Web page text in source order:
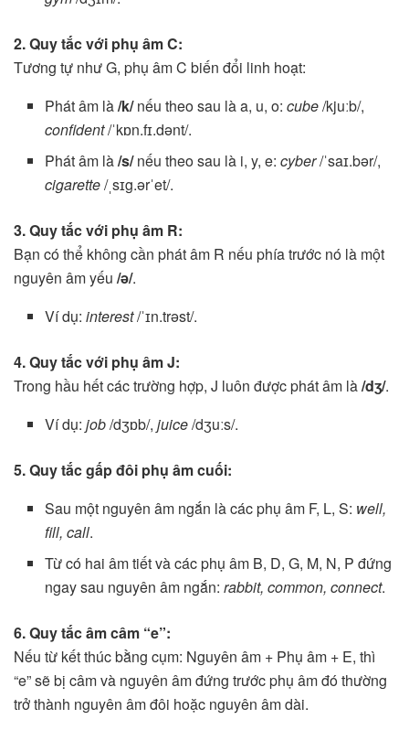
2. Quy tắc với phụ âm C:
Tương tự như G, phụ âm C biến đổi linh hoạt:
Phát âm là/k/nếu theo sau là a, u, o:cube/kjuːb/,
confident/ˈkɒn.fɪ.dənt/.
Phát âm là/s/nếu theo sau là i, y, e:cyber/ˈsaɪ.bər/,
cigarette/ˌsɪg.ərˈet/.
3. Quy tắc với phụ âm R:
Bạn có thể không cần phát âm R nếu phía trước nó là một
nguyên âm yếu /ə/.
Ví dụ:interest/ˈɪn.trəst/.
4. Quy tắc với phụ âm J:
Trong hầu hết các trường hợp, J luôn được phát âm là/dʒ/.
Ví dụ:job/dʒɒb/,juice/dʒuːs/.
5. Quy tắc gấp đôi phụ âm cuối:
Sau một nguyên âm ngắn là các phụ âm F, L, S: well,
fill, call.
Từ có hai âm tiết và các phụ âm B, D, G, M, N, P đứng
ngay sau nguyên âm ngắn:rabbit, common, connect.
6. Quy tắc âm câm “e”:
Nếu từ kết thúc bằng cụm: Nguyên âm + Phụ âm + E, thì
“e” sẽ bị câm và nguyên âm đứng trước phụ âm đó thường
trở thành nguyên âm đôi hoặc nguyên âm dài.